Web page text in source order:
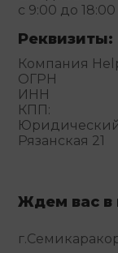
с 9:00 до 18:00
Реквизиты:
Компания
ОГРН
ИНН
КПП:
Юридический
Рязанская 21
Ждем вас